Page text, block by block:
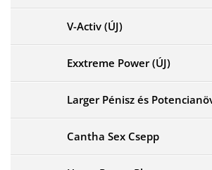
V-Activ (ÚJ)
Exxtreme Power (ÚJ)
Larger Pénisz és
Cantha Sex Csepp